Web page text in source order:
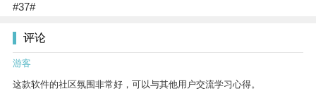
#37#
评论
游客
这款软件的社区氛围非常好，可以与其他用户交流学习心得。